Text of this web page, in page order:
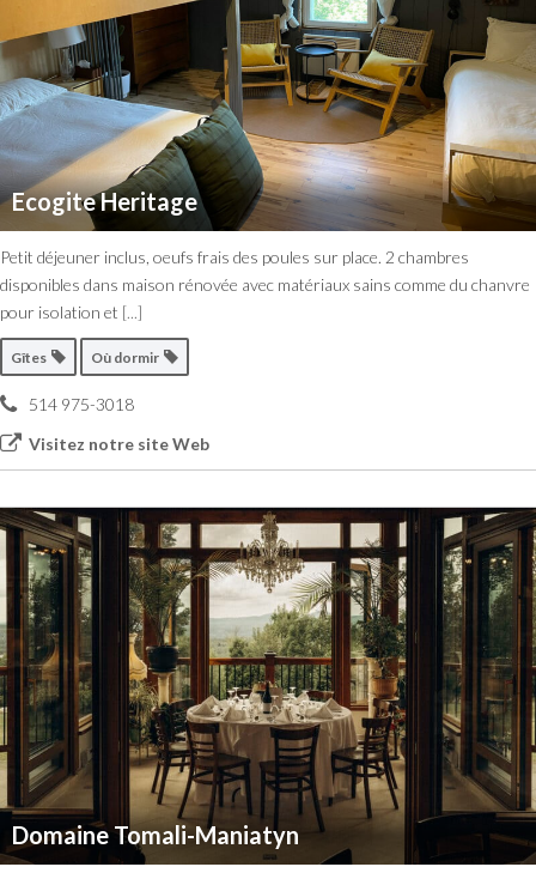
Ecogite Heritage
Petit déjeuner inclus, oeufs frais des poules sur place. 2 chambres
disponibles dans maison rénovée avec matériaux sains comme du chanvre
pour isolation et [...]
Gîtes Où dormir
514 975-3018
Visitez notre site Web
Domaine Tomali-Maniatyn